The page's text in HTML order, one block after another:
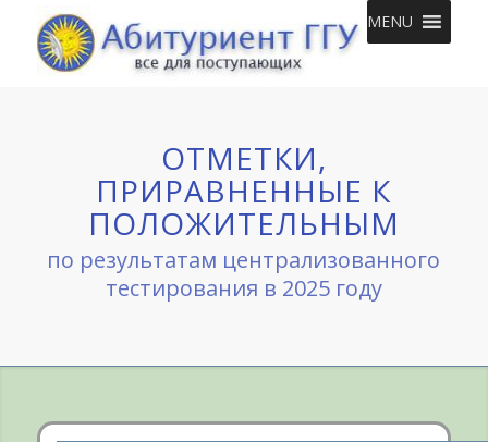
MENU
ОТМЕТКИ,
ПРИРАВНЕННЫЕ К
ПОЛОЖИТЕЛЬНЫМ
по результатам централизованного
тестирования в 2025 году